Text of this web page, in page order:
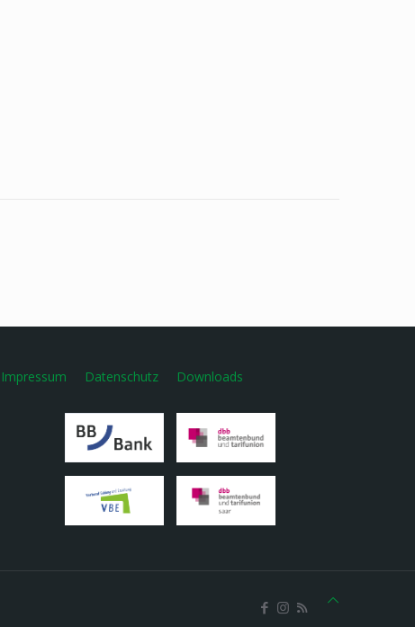
Impressum Datenschutz Downloads